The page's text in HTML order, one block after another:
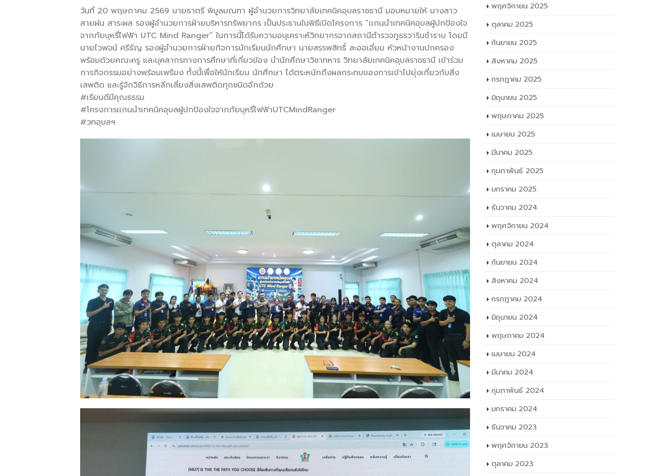
วันที่ 20 พฤษภาคม 2569 นายธาตรี พิบูลมณฑา ผู้อำนวยการวิทยาลัยเทคนิคอุบลราชธานี มอบหมายให้ นางสาว
สายฝน สาระผล รองผู้อำนวยการฝ่ายบริหารทรัพยากร เป็นประธานในพิธีเปิดโครงการ “เเกนนำเทคนิคอุบลผู้ปกป้องใจ
จากภัยบุหรี่ไฟฟ้า UTC Mind Ranger” ในการนี้ได้รับความอนุเคราะห์วิทยากรจากสถานีตำรวจภูธรวารินชำราบ โดยมี
นายไวพจน์ ศรีธัญ รองผู้อำนวยการฝ่ายกิจการนักเรียนนักศึกษา นายสรรพสิทธิ์ ละออเอี่ยม หัวหน้างานปกครอง
พร้อมด้วยคณะครู และบุคลากรทางการศึกษาที่เกี่ยวข้อง นำนักศึกษาวิชาทหาร วิทยาลัยเทคนิคอุบลราชธานี เข้าร่วม
การกิจกรรมอย่างพร้อมเพรียง ทั้งนี้เพื่อให้นักเรียน นักศึกษา ได้ตระหนักถึงผลกระทบของการเข้าไปยุ่งเกี่ยวกับสิ่ง
เสพติด และรู้จักวิธีการหลีกเลี่ยงสิ่งเสพติดทุกชนิดอีกด้วย
#เรียนดีมีคุณธรรม
#โครงการเเกนนำเทคนิคอุบลผู้ปกป้องใจจากภัยบุหรี่ไฟฟ้าUTCMindRanger
#วทอุบลฯ
พฤศจิกายน 2025
ตุลาคม 2025
กันยายน 2025
สิงหาคม 2025
กรกฎาคม 2025
มิถุนายน 2025
พฤษภาคม 2025
เมษายน 2025
มีนาคม 2025
กุมภาพันธ์ 2025
มกราคม 2025
ธันวาคม 2024
พฤศจิกายน 2024
ตุลาคม 2024
กันยายน 2024
สิงหาคม 2024
กรกฎาคม 2024
มิถุนายน 2024
พฤษภาคม 2024
เมษายน 2024
มีนาคม 2024
กุมภาพันธ์ 2024
มกราคม 2024
ธันวาคม 2023
พฤศจิกายน 2023
ตุลาคม 2023